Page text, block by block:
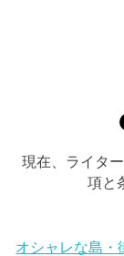
現在、ライタ
項と
オシャレな島・